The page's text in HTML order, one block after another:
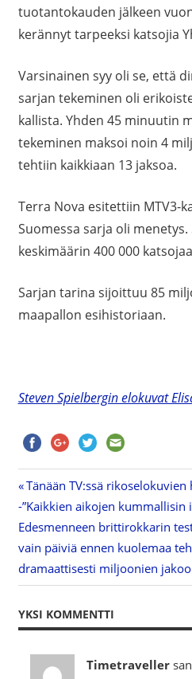
tuotantokauden jälkeen
kerännyt tarpeeksi katsojia
Varsinainen syy oli se, että
sarjan tekeminen oli
kallista. Yhden 45 minuutin
tekeminen maksoi noin 4
tehtiin kaikkiaan 13 jaksoa.
Terra Nova esitettiin MTV3-
Suomessa sarja oli
keskimäärin 400 000
Sarjan tarina sijoittuu 85
maapallon esihistoriaan.
Steven Spielbergin elokuvat
Artikkelien
selaus
Previous
Post:
Tänään TV:ssä
-”Kaikkien aikojen kummallisin
Next
Post:
Edesmenneen brittirokkarin
vain päiviä ennen kuolemaa
dramaattisesti miljoonien
YKSI KOMMENTTI
Timetraveller